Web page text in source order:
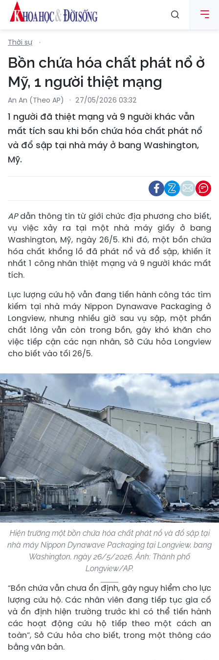
Thời sự
Bồn chứa hóa chất phát nổ ở
Mỹ, 1 người thiệt mạng
An An (Theo AP) 27/05/2026 03:32
1 người đã thiệt mạng và 9 người khác vẫn
mất tích sau khi bồn chứa hóa chất phát nổ
và đổ sập tại nhà máy ở bang Washington,
Mỹ.
APdẫn thông tin từ giới chức địa phương cho biết,
vụ việc xảy ra tại một nhà máy giấy ở bang
Washington, Mỹ, ngày 26/5. Khi đó, một bồn chứa
hóa chất khổng lồ đã phát nổ và đổ sập, khiến ít
nhất 1 công nhân thiệt mạng và 9 người khác mất
tích.
Lực lượng cứu hộ vẫn đang tiến hành công tác tìm
kiếm tại nhà máy Nippon Dynawave Packaging ở
Longview, nhưng nhiều giờ sau vụ sập, một phần
chất lỏng vẫn còn trong bồn, gây khó khăn cho
việc tiếp cận các nạn nhân, Sở Cứu hỏa Longview
cho biết vào tối 26/5.
Hiện trường một bồn chứa hóa chất phát nổ và đổ sập tại
nhà máy Nippon Dynawave Packaging tại Longview, bang
Washington, ngày 26/5/2026. Ảnh: Thành phố
Longview/AP.
“Bồn chứa vẫn chưa ổn định, gây nguy hiểm cho lực
lượng cứu hộ. Các nhân viên đang tiếp tục gia cố
và ổn định hiện trường trước khi có thể tiến hành
các hoạt động cứu hộ tiếp theo một cách an
toàn”, Sở Cứu hỏa cho biết, trong một thông cáo
bằng văn bản.